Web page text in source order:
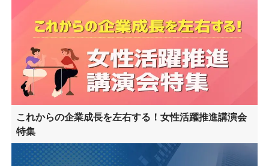
これからの企業成長を左右する！女性活躍推進講演会
特集